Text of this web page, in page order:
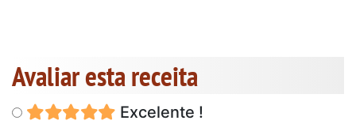
Avaliar esta receita
Excelente !